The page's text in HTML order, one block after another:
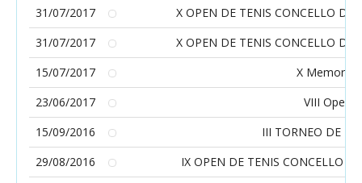
31/07/2017
X OPEN DE TENIS CONCELLO DE
31/07/2017
X OPEN DE TENIS CONCELLO DE
15/07/2017
X Memorial
23/06/2017
VIII Open
15/09/2016
III TORNEO DE
29/08/2016
IX OPEN DE TENIS CONCELLO